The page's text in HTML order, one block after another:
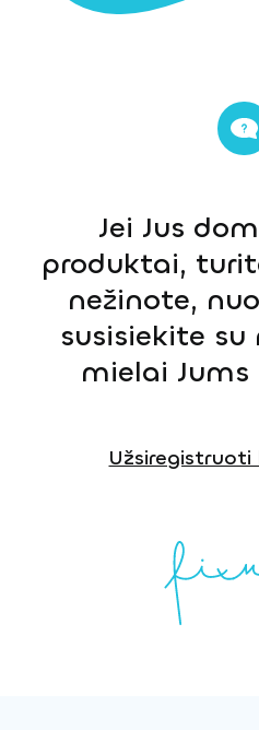
Jei Jus
produktai,
nežinote,
susisiekite
mielai
Užsiregistruoti